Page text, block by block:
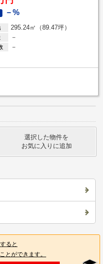
－%
295.24㎡（89.47坪）
－
－
選択した物件を
お気に入りに追加
ると
とができます。